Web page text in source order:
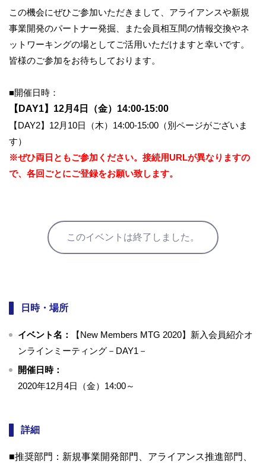
この機会にぜひご参加いただきまして、 アライアンスや新規
事業開発のパートナー発掘、
また会員相互間の情報交換やネ
ットワーキングの場としてご活用いただけますと幸いです。
皆様のご参加をお待ちしております。
■開催日時：
【DAY1】12月4日（金）14:00-15:00
【DAY2】12月10日（木）14:00-15:00（別ページがございま
す）
※ぜひ両日ともご参加ください。接続用URLが異なりますの
で、 各回ごとにご登録をお願い致します。
このイベントは終了しました。
日時・場所
イベント名：
【New Members MTG 2020】新入会員紹介オ
ンラインミーティング－DAY1－
開催日時：
2020年12月4日（金）14:00～
詳細
■推奨部門：新規事業開発部門、アライアンス推進部門、